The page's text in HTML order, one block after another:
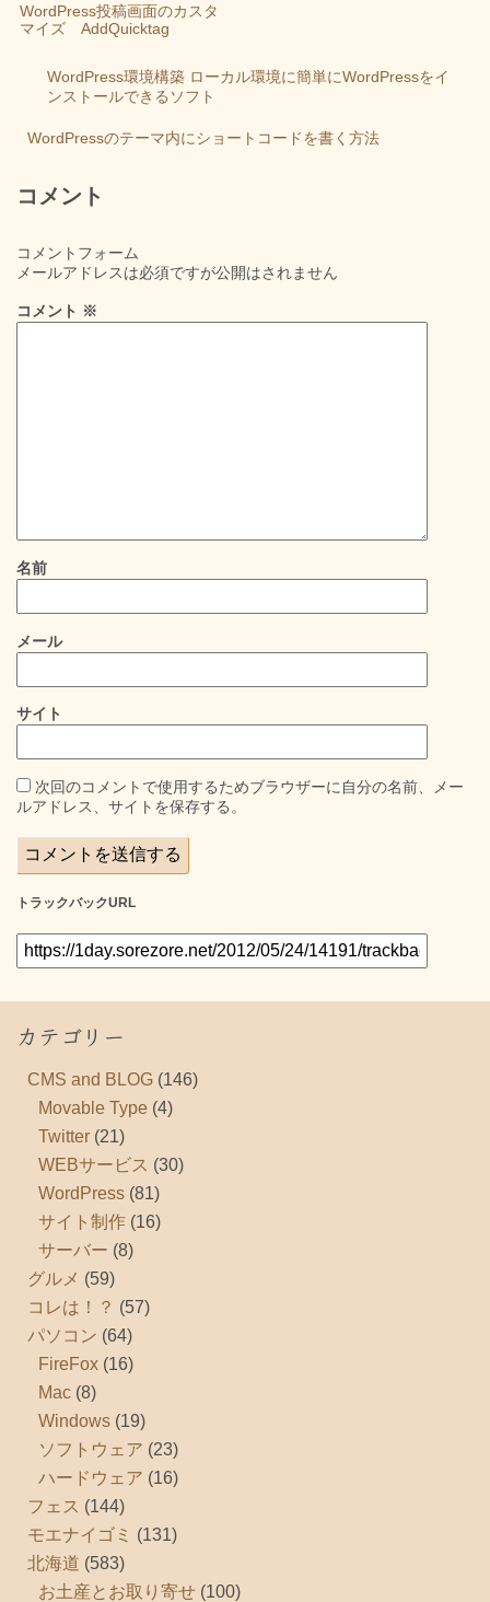
WordPress投稿画面のカスタ
マイズ AddQuicktag
WordPress環境構築 ローカル環境に簡単にWordPressをイ
ンストールできるソフト
WordPressのテーマ内にショートコードを書く方法
コメント
コメントフォーム
メールアドレスは必須ですが公開はされません
コメント ※
名前
メール
サイト
次回のコメントで使用するためブラウザーに自分の名前、メー
ルアドレス、サイトを保存する。
トラックバックURL
カテゴリー
CMS and BLOG (146)
Movable Type (4)
Twitter (21)
WEBサービス (30)
WordPress (81)
サイト制作 (16)
サーバー (8)
グルメ (59)
コレは！？ (57)
パソコン (64)
FireFox (16)
Mac (8)
Windows (19)
ソフトウェア (23)
ハードウェア (16)
フェス (144)
モエナイゴミ (131)
北海道 (583)
お土産とお取り寄せ (100)